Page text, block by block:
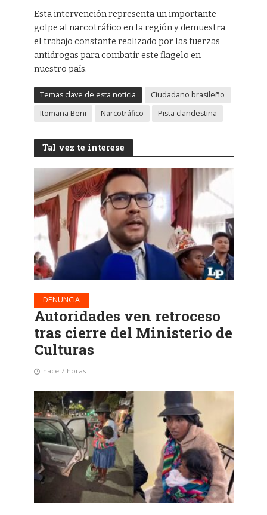
Esta intervención representa un importante
golpe al narcotráfico en la región y demuestra
el trabajo constante realizado por las fuerzas
antidrogas para combatir este flagelo en
nuestro país.
Temas clave de esta noticia
Ciudadano brasileño
Itomana Beni
Narcotráfico Pista clandestina
Tal vez te interese
DENUNCIA
Autoridades ven retroceso
tras cierre del Ministerio de
Culturas
hace 7 horas